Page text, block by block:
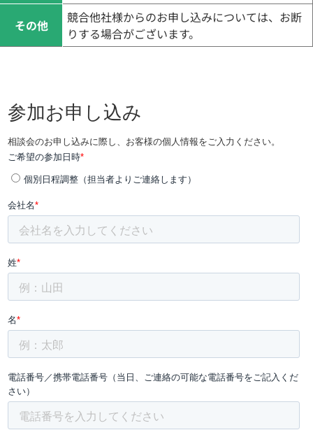
その他
競合他社様からのお申し込みについては、お断
りする場合がございます。